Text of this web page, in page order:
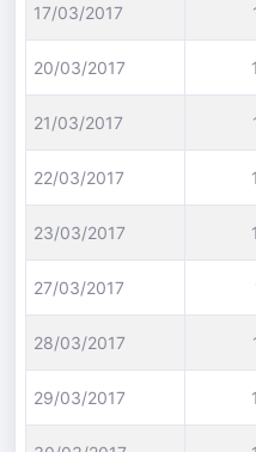
17/03/2017
20/03/2017
21/03/2017
22/03/2017
23/03/2017
27/03/2017
28/03/2017
29/03/2017